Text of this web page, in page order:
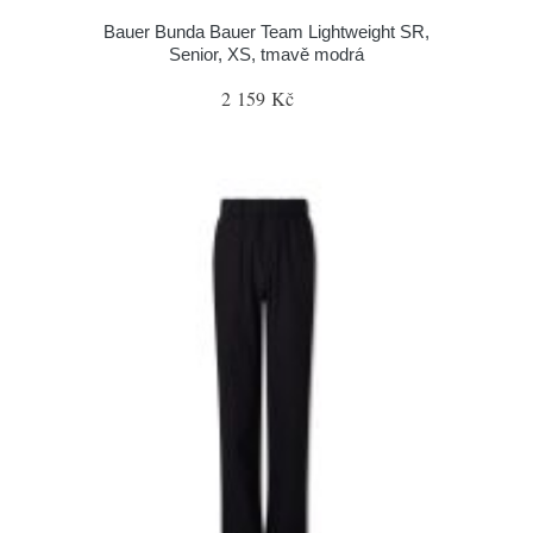
Bauer Bunda Bauer Team Lightweight SR,
Senior, XS, tmavě modrá
2 159 Kč